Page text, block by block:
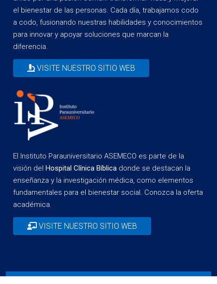
el bienestar de las personas. Cada día, trabajamos codo
a codo, fusionando nuestras habilidades y conocimientos
para innovar y apoyar soluciones que marcan la
diferencia.
VISITE NUESTRO SITIO WEB
El Instituto Parauniversitario ASEMECO es parte de la
visión del Hospital Clínica Bíblica donde se destacan la
enseñanza y la investigación médica, como elementos
fundamentales para el bienestar social. Conozca la oferta
académica.
VISITE NUESTRO SITIO WEB